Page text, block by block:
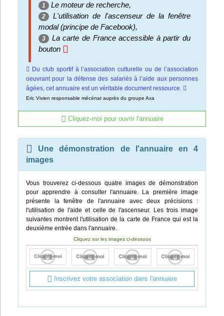
1 Le moteur de recherche,
2
L'utilisation de l'ascenseur de la fenêtre
modal (principe de Facebook),
3
La carte de France accessible à partir du
bouton
Du club sportif à l’association culturelle ou de l’association
oeuvrant pour la défense des salariés à l’aide aux personnes
âgées, cet annuaire est un véritable document ressource.
Eric Vivien responsable mécénat auprès du groupe Axa
Cliquez-moi pour ouvrir l'annuaire
Une démonstration de l'annuaire en 4
images
Vous trouverez ci-dessous quatre images de démonstration
pour apprendre à consulter l'annuaire. La première image
présente la fenêtre de l'annuaire avec deux précisions :
l'utilisation de l'aide et celle de l'ascenseur. Les trois image
suivantes montrent l'utilisation de la carte de France qui est la
deuxième entrée dans l'annuaire.
Cliquez sur les images ci-dessous
Inscrivez votre association dans l'annuaire